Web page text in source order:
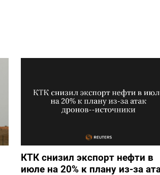
КТК снизил экспорт нефти в
июле на 20% к плану из-за